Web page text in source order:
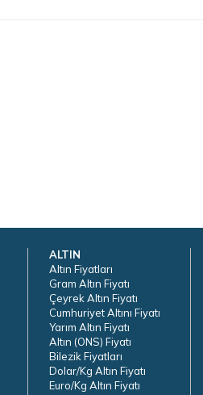
ALTIN
Altın Fiyatları
Gram Altın Fiyatı
Çeyrek Altın Fiyatı
Cumhuriyet Altını Fiyatı
Yarım Altın Fiyatı
Altın (ONS) Fiyatı
Bilezik Fiyatları
Dolar/Kg Altın Fiyatı
Euro/Kg Altın Fiyatı